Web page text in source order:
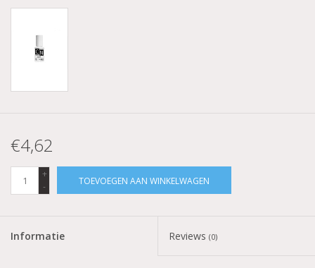
€4,62
+
-
TOEVOEGEN AAN WINKELWAGEN
Informatie Reviews (0)